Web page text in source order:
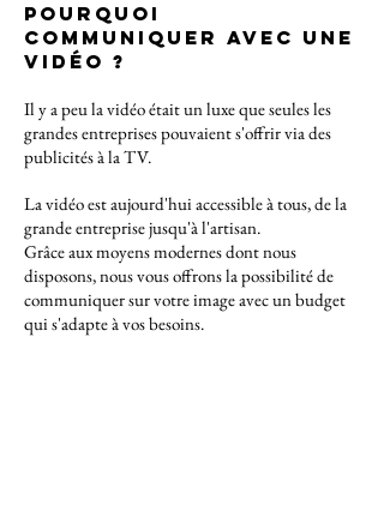
Pourquoi
communiquer avec une
vidéo ?
Il y a peu la vidéo était un luxe que seules les
grandes entreprises pouvaient s'offrir via des
publicités à la TV.
La vidéo est aujourd'hui accessible à tous, de la
grande entreprise jusqu'à l'artisan.
Grâce aux moyens modernes dont nous
disposons, nous vous offrons la possibilité de
communiquer sur votre image avec un budget
qui s'adapte à vos besoins.